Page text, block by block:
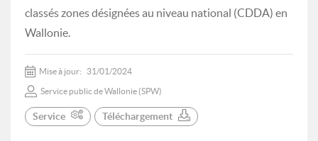
classés zones désignées au niveau national (CDDA) en
Wallonie.
Mise à jour: 31/01/2024
Service public de Wallonie (SPW)
Service Téléchargement